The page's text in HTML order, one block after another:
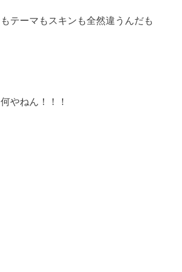
テーマもスキンも全然違うんだも
やねん！！！